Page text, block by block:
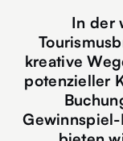
In der
kreative
potenzieller
Gewinnspiel-